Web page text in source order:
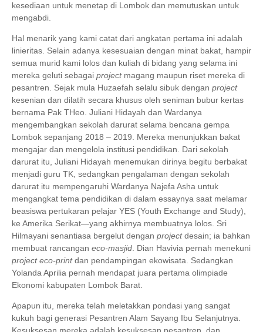
kesediaan untuk menetap di Lombok dan memutuskan untuk
mengabdi.
Hal menarik yang kami catat dari angkatan pertama ini adalah
linieritas. Selain adanya kesesuaian dengan minat bakat, hampir
semua murid kami lolos dan kuliah di bidang yang selama ini
mereka geluti sebagai project magang maupun riset mereka di
pesantren. Sejak mula Huzaefah selalu sibuk dengan project
kesenian dan dilatih secara khusus oleh seniman bubur kertas
bernama Pak THeo. Juliani Hidayah dan Wardanya
mengembangkan sekolah darurat selama bencana gempa
Lombok sepanjang 2018 – 2019. Mereka menunjukkan bakat
mengajar dan mengelola institusi pendidikan. Dari sekolah
darurat itu, Juliani Hidayah menemukan dirinya begitu berbakat
menjadi guru TK, sedangkan pengalaman dengan sekolah
darurat itu mempengaruhi Wardanya Najefa Asha untuk
mengangkat tema pendidikan di dalam essaynya saat melamar
beasiswa pertukaran pelajar YES (Youth Exchange and Study),
ke Amerika Serikat―yang akhirnya membuatnya lolos. Sri
Hilmayani senantiasa bergelut dengan projectdesain; ia bahkan
membuat rancangan eco-masjid . Dian Havivia pernah menekuni
project eco-printdan pendampingan ekowisata. Sedangkan
Yolanda Aprilia pernah mendapat juara pertama olimpiade
Ekonomi kabupaten Lombok Barat.
Apapun itu, mereka telah meletakkan pondasi yang sangat
kukuh bagi generasi Pesantren Alam Sayang Ibu Selanjutnya.